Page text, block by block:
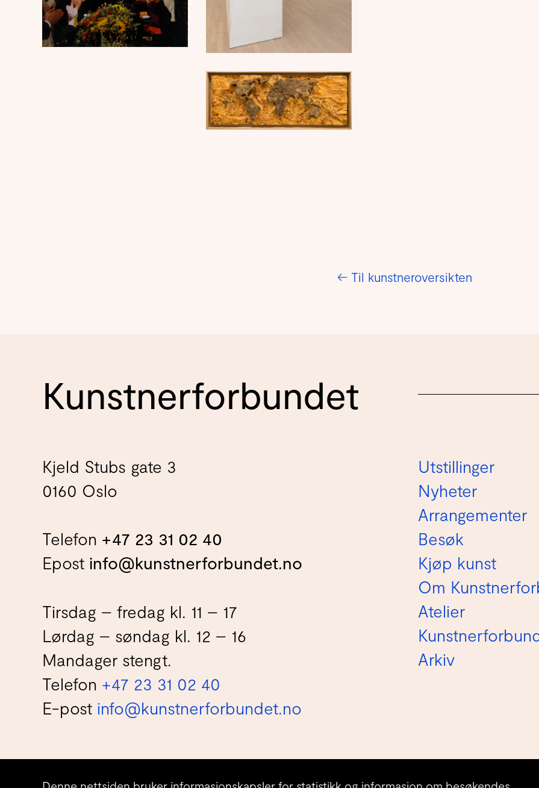
← Til kunstneroversikten
Kunstnerforbundet
Kjeld Stubs gate 3
0160 Oslo
Telefon +47 23 31 02 40
Epost info@kunstnerforbundet.no
Tirsdag – fredag kl. 11 – 17
Lørdag – søndag kl. 12 – 16
Mandager stengt.
Telefon +47 23 31 02 40
E-post info@kunstnerforbundet.no
Utstillinger
Nyheter
Arrangementer
Besøk
Kjøp kunst
Om
Atelier
Arkiv